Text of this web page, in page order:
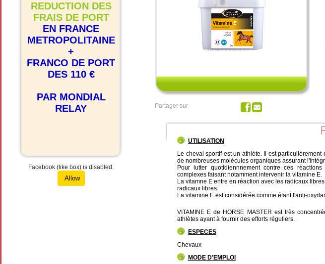
REDUCTION DES
FRAIS DE PORT
EN FRANCE
METROPOLITAINE
+
FRANCO DE PORT
DES 110 €
PAR MONDIAL
RELAY
Facebook (like box) is disabled.
Allow
Cliquez pour agrandir
Partager sur
UTILISATION
Le cheval sportif est un athlète. Il est
de nombreuses molécules organiques assurant
Pour lutter quotidiennnement contre ces
complexes faisant notamment intervenir la vitamine E.
La vitamne E entre en réaction avec les radicaux
radicaux libres.
La vitamine E est considérée comme étant l'anti-
VITAMINE E de HORSE MASTER est très
athlètes ayant à fournir des efforts réguliers.
ESPECES
Chevaux
MODE D'EMPLOI